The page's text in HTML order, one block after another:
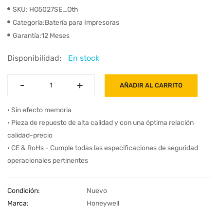
SKU: HO5027SE_Oth
Categoría:Batería para Impresoras
Garantía:12 Meses
Disponibilidad: En stock
- +
- + AÑADIR AL CARRITO
• Sin efecto memoria
• Pieza de repuesto de alta calidad y con una óptima relación
calidad-precio
• CE & RoHs - Cumple todas las especificaciones de seguridad
operacionales pertinentes
Condición:
Nuevo
Marca:
Honeywell